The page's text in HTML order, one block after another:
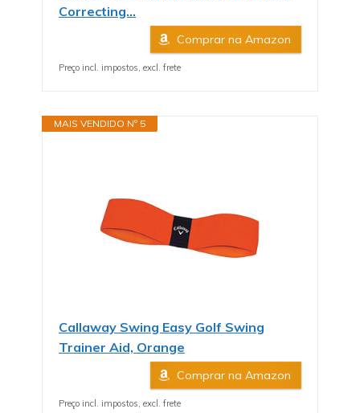
Correcting...
Comprar na Amazon
Preço incl. impostos, excl. frete
MAIS VENDIDO Nº 5
Callaway Swing Easy Golf Swing
Trainer Aid, Orange
Comprar na Amazon
Preço incl. impostos, excl. frete